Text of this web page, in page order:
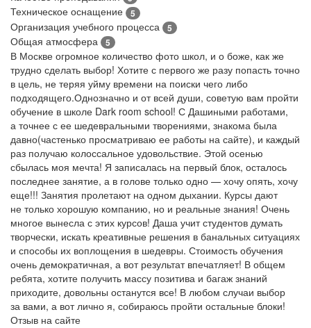
Техническое оснащение 5
Организация учебного процесса 5
Общая атмосфера 5
В Москве огромное количество фото школ, и о боже, как же
трудно сделать выбор! Хотите с первого же разу попасть точно
в цель, не теряя уйму времени на поиски чего либо
подходящего.Однозначно и от всей души, советую вам пройти
обучение в школе Dark room school! С Дашиными работами,
а точнее с ее шедевральными творениями, знакома была
давно(частенько просматриваю ее работы на сайте), и каждый
раз получаю колоссальное удовольствие. Этой осенью
сбылась моя мечта! Я записалась на первый блок, осталось
последнее занятие, а в голове только одно — хочу опять, хочу
еще!!! Занятия пролетают на одном дыхании. Курсы дают
не только хорошую компанию, но и реальные знания! Очень
многое вынесла с этих курсов! Даша учит студентов думать
творчески, искать креативные решения в банальных ситуациях
и способы их воплощения в шедевры. Стоимость обучения
очень демократичная, а вот результат впечатляет! В общем
ребята, хотите получить массу позитива и багаж знаний
приходите, довольны останутся все! В любом случаи выбор
за вами, а вот лично я, собираюсь пройти остальные блоки!
Отзыв на сайте